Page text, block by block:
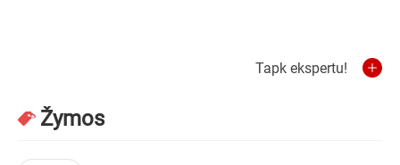
Tapk ekspertu!
Žymos